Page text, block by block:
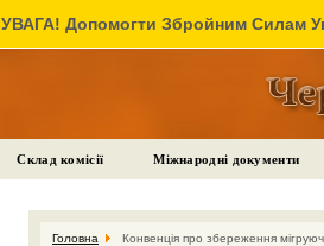
УВАГА! Допомогти Збройним Силам
Склад комісії Міжнародні документи
Головна Конвенція про збереження